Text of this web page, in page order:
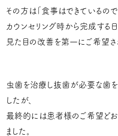
その方は「食事はできているので
カウンセリング時から完成する日
見た目の改善を第一にご希望さ
虫歯を治療し抜歯が必要な歯を
したが、
最終的には患者様のご希望ど
ました。